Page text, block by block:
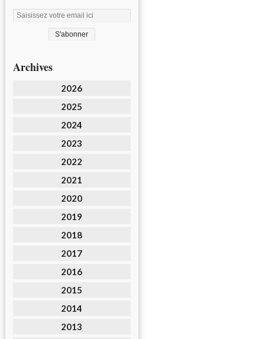
Archives
2026
2025
2024
2023
2022
2021
2020
2019
2018
2017
2016
2015
2014
2013